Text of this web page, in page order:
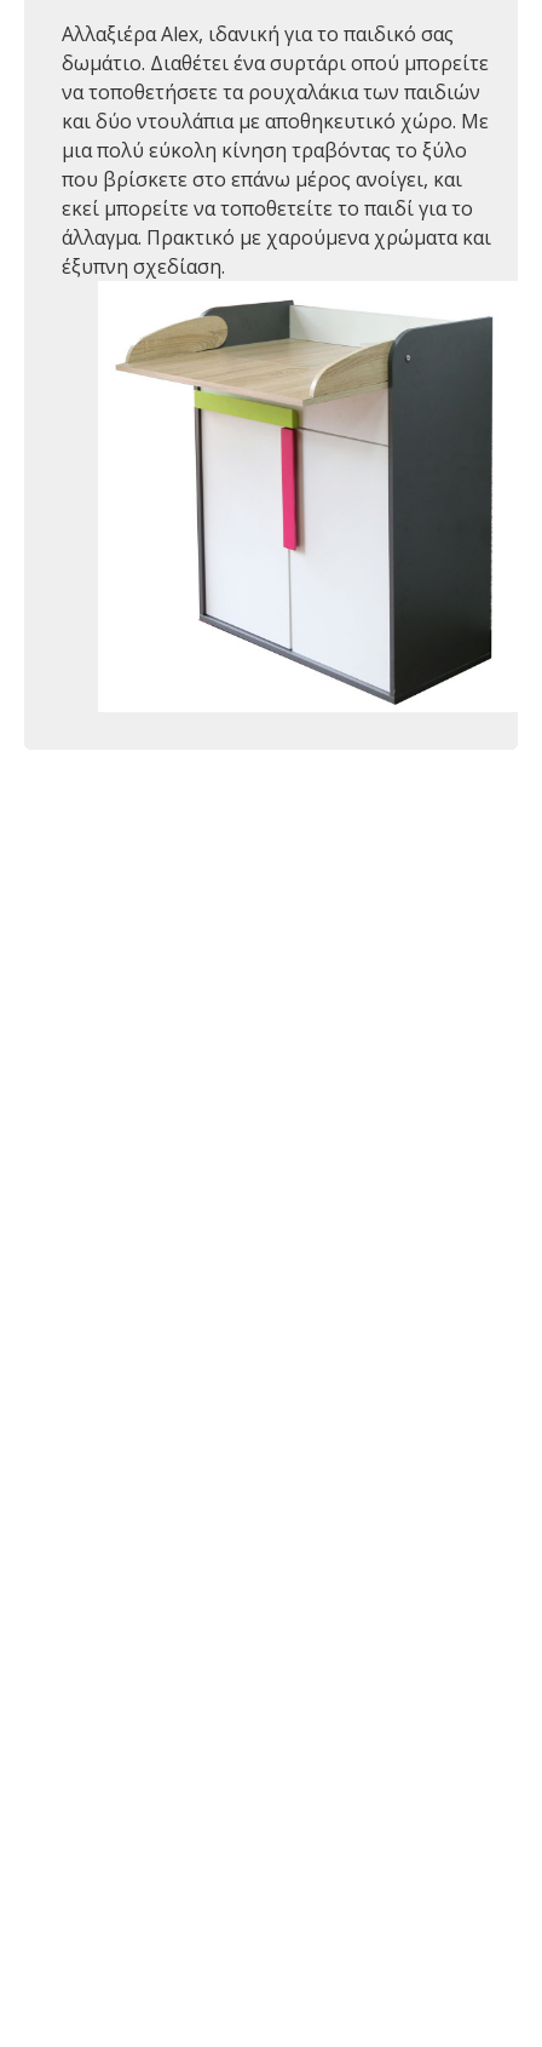
Αλλαξιέρα Alex, ιδανική για το παιδικό σας
δωμάτιο. Διαθέτει ένα συρτάρι οπού μπορείτε
να τοποθετήσετε τα ρουχαλάκια των παιδιών
και δύο ντουλάπια με αποθηκευτικό χώρο. Με
μια πολύ εύκολη κίνηση τραβόντας το ξύλο
που βρίσκετε στο επάνω μέρος ανοίγει, και
εκεί μπορείτε να τοποθετείτε το παιδί για το
άλλαγμα. Πρακτικό με χαρούμενα χρώματα και
έξυπνη σχεδίαση.